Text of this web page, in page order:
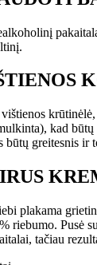
kad
būtų greitesnis ir
plakama
riebumo. Pusė
tačiau